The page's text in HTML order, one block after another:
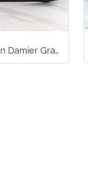
Louis Vuitton Damier Graphite 3D Canvas Studio Messenger